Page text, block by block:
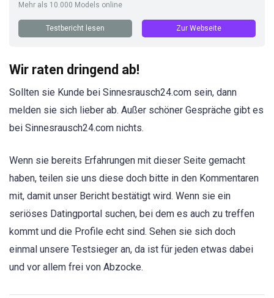
Mehr als 10.000 Models online
Testbericht lesen Zur Webseite
Wir raten dringend ab!
Sollten sie Kunde bei Sinnesrausch24.com sein, dann
melden sie sich lieber ab. Außer schöner Gespräche gibt es
bei Sinnesrausch24.com nichts.
Wenn sie bereits Erfahrungen mit dieser Seite gemacht
haben, teilen sie uns diese doch bitte in den Kommentaren
mit, damit unser Bericht bestätigt wird. Wenn sie ein
seriöses Datingportal suchen, bei dem es auch zu treffen
kommt und die Profile echt sind. Sehen sie sich doch
einmal unsere Testsieger an, da ist für jeden etwas dabei
und vor allem frei von Abzocke.